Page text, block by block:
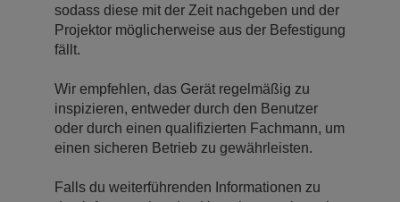
sodass diese mit der Zeit nachgeben und der
Projektor möglicherweise aus der Befestigung
fällt.
Wir empfehlen, das Gerät regelmäßig zu
inspizieren, entweder durch den Benutzer
oder durch einen qualifizierten Fachmann, um
einen sicheren Betrieb zu gewährleisten.
Falls du weiterführenden Informationen zu